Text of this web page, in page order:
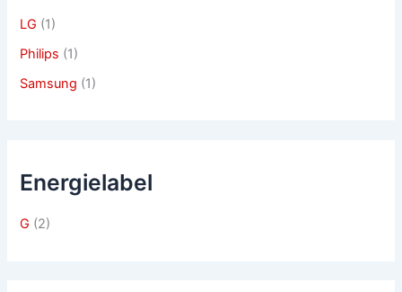
LG (1)
Philips (1)
Samsung (1)
Energielabel
G (2)